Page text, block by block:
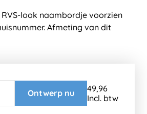
look naambordje voorzien
Afmeting van dit
Ontwerp nu
49,96
Incl. btw